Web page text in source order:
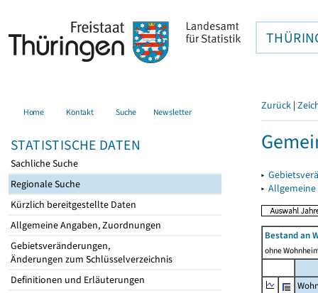
Home Kontakt Suche Newsletter
STATISTISCHE DATEN
Sachliche Suche
Regionale Suche
Kürzlich bereitgestellte Daten
Allgemeine Angaben, Zuordnungen
Gebietsveränderungen,
Änderungen zum Schlüsselverzeichnis
Definitionen und Erläuterungen
Zurück |
▸
▸
Bestand an
ohne